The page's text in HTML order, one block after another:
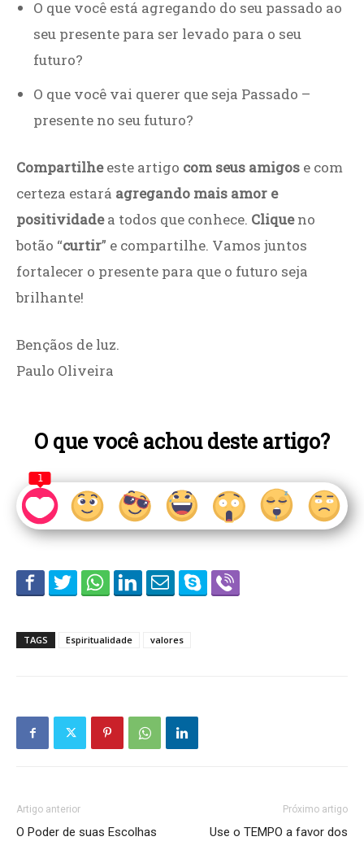
O que você está agregando do seu passado ao
seu presente para ser levado para o seu
futuro?
O que você vai querer que seja Passado –
presente no seu futuro?
Compartilheeste artigo com seus amigos e com
certeza estará agregando mais amor e
positividadea todos que conhece. Cliqueno
botão “curtir” e compartilhe. Vamos juntos
fortalecer o presente para que o futuro seja
brilhante!
Bençãos de luz.
Paulo Oliveira
O que você achou deste artigo?
1
TAGS Espiritualidade valores
Artigo anterior
O Poder de suas Escolhas
Próximo artigo
Use o TEMPO a favor dos